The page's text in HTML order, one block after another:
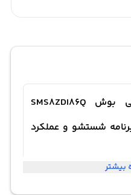
معرفی کوتاه ظرفشویی بوش SMS8ZDI86Q
13 نفره دارای 8 برنامه شستشو و عملکرد